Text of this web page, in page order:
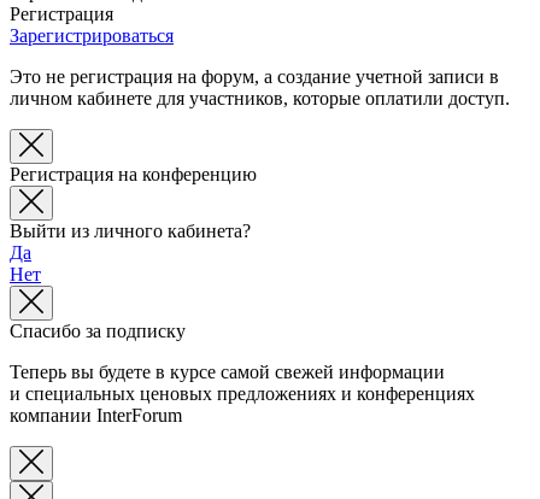
Регистрация
Зарегистрироваться
Это не регистрация на форум, а создание учетной записи в
личном кабинете для участников, которые оплатили доступ.
Регистрация на конференцию
Выйти из личного кабинета?
Да
Нет
Спасибо за подписку
Теперь вы будете в курсе самой свежей информации
и специальных ценовых предложениях и конференциях
компании InterForum